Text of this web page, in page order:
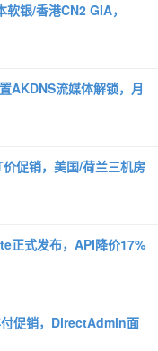
银/香港CN2 GIA，
AKDNS流媒体解锁，月
促销，美国/荷兰三机房
式发布，API降价17%
促销，DirectAdmin面